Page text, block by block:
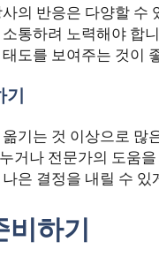
의 반응은 다양할 수
통하려 노력해야 합
도를 보여주는 것이
기
기는 것 이상으로 많
거나 전문가의 도움
은 결정을 내릴 수 있
비하기